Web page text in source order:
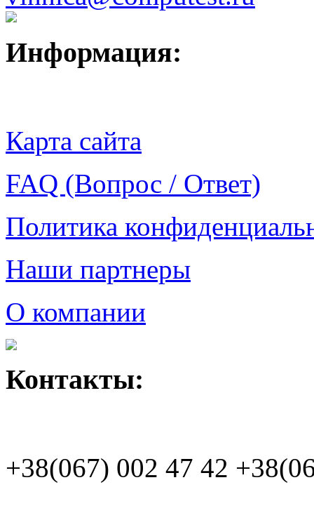
Информация:
Карта сайта
FAQ (Вопрос / Ответ)
Политика
Наши партнеры
О компании
Контакты:
+38(067) 002 47 42